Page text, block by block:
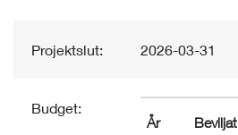
Projektslut: 2026-03-31
Budget:
År Beviljat